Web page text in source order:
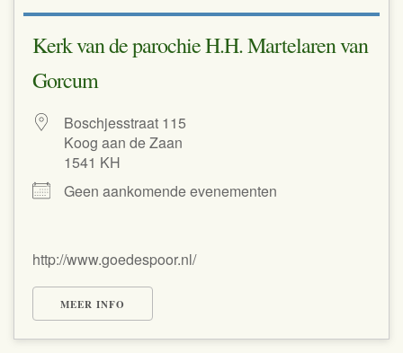
Kerk van de parochie H.H. Martelaren van
Gorcum
Boschjesstraat 115
Koog aan de Zaan
1541 KH
Geen aankomende evenementen
http://www.goedespoor.nl/
MEER INFO